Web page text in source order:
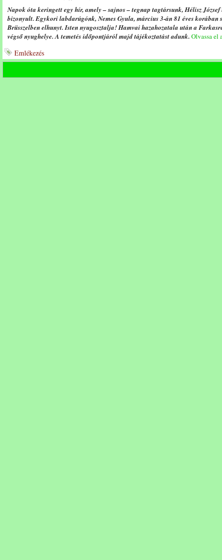
Napok óta keringett egy hír, amely – sajnos – tegnap tagtársunk, Hélisz
bizonyult. Egykori labdarúgónk, Nemes Gyula, március 3-án 81 éves korában
Brüsszelben elhunyt. Isten nyugosztalja! Hamvai hazahozatala után a
végső nyughelye. A temetés időpontjáról majd tájékoztatást adunk. Olvassa el
Emlékezés